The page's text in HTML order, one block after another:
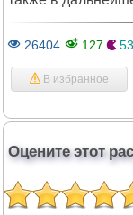
26404 127
В избранное
Оцените этот